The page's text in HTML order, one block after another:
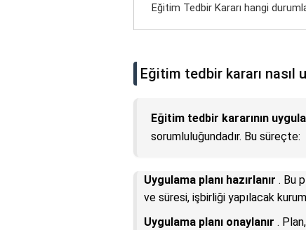
Eğitim Tedbir Kararı hangi
Eğitim tedbir kararı nasıl
Eğitim tedbir kararının
sorumluluğundadır. Bu süreçte:
Uygulama planı hazırlanır . Bu
ve süresi, işbirliği yapılacak
Uygulama planı onaylanır .